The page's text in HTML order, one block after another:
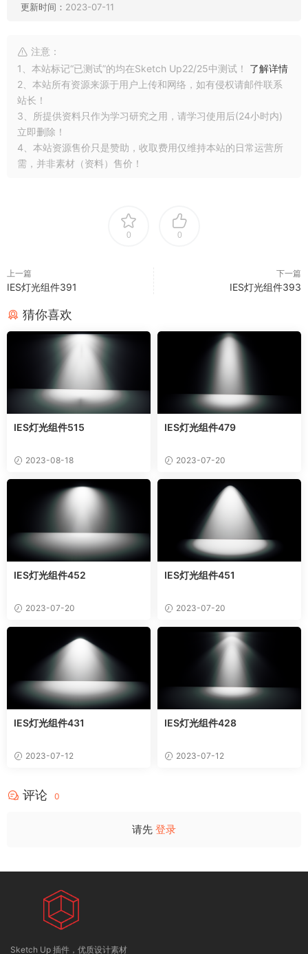
更新时间： 2023-07-11
注意：
1、本站标记“已测试”的均在Sketch Up22/25中测试！ 了解详情
2、本站所有资源来源于用户上传和网络，如有侵权请邮件联系
站长！
3、所提供资料只作为学习研究之用，请学习使用后(24小时内)
立即删除！
4、本站资源售价只是赞助，收取费用仅维持本站的日常运营所
需，并非素材（资料）售价！
0 0
上一篇
IES灯光组件391
下一篇
IES灯光组件393
猜你喜欢
IES灯光组件515
2023-08-18
IES灯光组件479
2023-07-20
IES灯光组件452
2023-07-20
IES灯光组件451
2023-07-20
IES灯光组件431
2023-07-12
IES灯光组件428
2023-07-12
评论 0
请先 登录
Sketch Up 插件，优质设计素材